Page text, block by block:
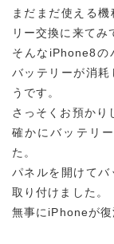
まだまだ使える
リー交換に来てみ
そんなiPhone8の
バッテリーが消
うです。
さっそくお預かり
確かにバッテリ
た。
パネルを開けて
取り付けました。
無事にiPhoneが復